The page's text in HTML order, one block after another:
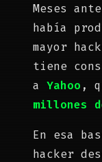
Meses
había
mayor
tiene
a Yahoo ,
millones
En esa
hacker